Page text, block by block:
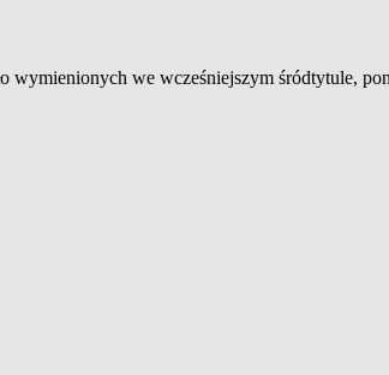
wymienionych we wcześniejszym śródtytule,